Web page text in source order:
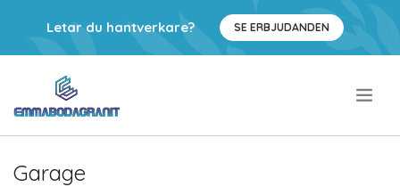
Letar du hantverkare? SE ERBJUDANDEN
Garage